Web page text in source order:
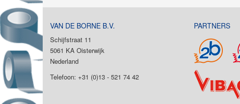
VAN DE BORNE B.V.
Schijfstraat 11
5061 KA Oisterwijk
Nederland
Telefoon: +31 (0)13 - 521 74 42
PARTNERS